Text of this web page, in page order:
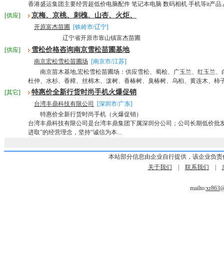
香港盛运集团主要经营超低价电脑配件 笔记本电脑 数码相机 手机等it产品
[供应]
京梅、京桃、刺槐、山杏、火炬、
开原富杰苗圃
[铁岭市/辽宁]
辽宁省开原市靠山镇富杰苗圃
[供应]
雪松价格咨询南京雪松苗圃基地
南京宏松雪松苗圃场 [南京市/江苏]
南京苗木基地,宏松雪松苗圃场：供应雪松、蜀桧、广玉兰、红玉兰
杜仲、水杉、香樟、丝棉木、泼树、香椿树、臭椿树、乌桕、黄连木、柿
[其它]
特惠价全新行货时尚手机火爆促销
台湾丰鼎科技有限公司
[深圳市/广东]
特惠价全新行货时尚手机（火爆促销）
台湾丰鼎科技有限公司是台湾丰鼎集团下属深圳分公司；公司长期低价
进取”的经营理念，坚持“诚信为本...
本站部分信息由企业自行提供，该企业负
关于我们
联系我们
mailto: